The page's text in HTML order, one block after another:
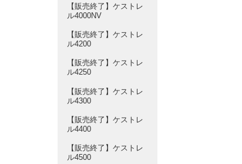
【販売終了】ケストレ
ル4000NV
【販売終了】ケストレ
ル4200
【販売終了】ケストレ
ル4250
【販売終了】ケストレ
ル4300
【販売終了】ケストレ
ル4400
【販売終了】ケストレ
ル4500